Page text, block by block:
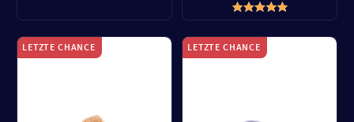
LETZTE CHANCE LETZTE CHANCE